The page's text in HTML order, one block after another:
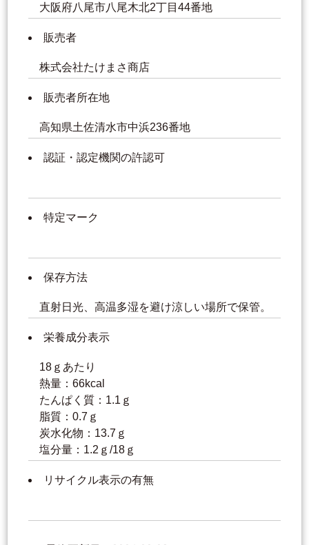
大阪府八尾市八尾木北2丁目44番地
販売者
株式会社たけまさ商店
販売者所在地
高知県土佐清水市中浜236番地
認証・認定機関の許認可
特定マーク
保存方法
直射日光、高温多湿を避け涼しい場所で保管。
栄養成分表示
18ｇあたり
熱量：66kcal
たんぱく質：1.1ｇ
脂質：0.7ｇ
炭水化物：13.7ｇ
塩分量：1.2ｇ/18ｇ
リサイクル表示の有無